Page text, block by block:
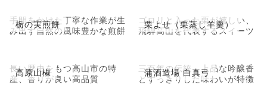
栃の実煎餅
手間をかけた丁寧な作業が生
み出す自然の風味豊かな煎餅
栗よせ（栗蒸し羊羹）
ゴロリと入った栗が嬉しい、
飛騨高山を代表するスイーツ
高原山椒
長い歴史をもつ高山市の特
産、香りが良い高品質
蒲酒造場 白真弓
三百年の伝統、上品な吟醸香
とすっきりした味わいが特徴